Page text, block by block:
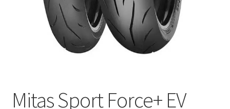
Mitas Sport Force+ EV